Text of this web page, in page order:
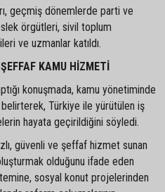
geçmiş dönemlerde parti ve
örgütleri, sivil toplum
ve uzmanlar katıldı.
KAMU HİZMETİ
konuşmada, kamu yönetiminde
belirterek, Türkiye ile yürütülen iş
hayata geçirildiğini söyledi.
güvenli ve şeffaf hizmet sunan
olduğunu ifade eden
sosyal konut projelerinden